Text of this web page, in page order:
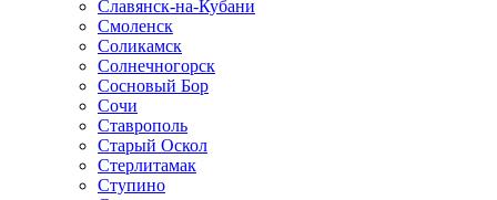
Славянск-на-Кубани
Смоленск
Соликамск
Солнечногорск
Сосновый Бор
Сочи
Ставрополь
Старый Оскол
Стерлитамак
Ступино